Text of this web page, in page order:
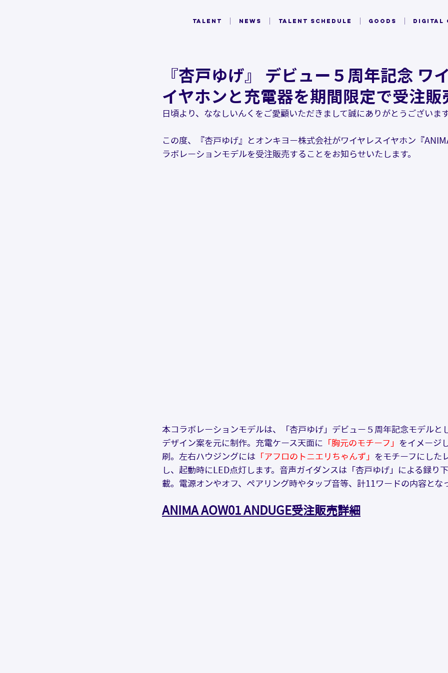
TALENT NEWS TALENT SCHEDULE GOODS DIGITAL
『杏戸ゆげ』 デビュー５周年記念 ワ
イヤホンと充電器を期間限定で受注販
日頃より、ななしいんくをご愛顧いただきまして誠にありがとうございま
この度、『杏戸ゆげ』とオンキヨー株式会社がワイヤレスイヤホン『
ラボレーションモデルを受注販売することを お知らせいたします。
本コラボレーションモデルは、「杏戸ゆげ」デビュー５周年記念モデルと
デザイン案を元に制作。充電ケース天面に
「胸元のモチーフ」
をイメージ
刷。左右ハウジングには 「アフロのトニエリちゃんず」
をモチーフにした
し、起動時にLED点灯します。音声ガイダンスは「杏戸ゆげ」による録り
載。電源オンやオフ、ペアリング時やタップ音等、計11ワードの内容とな
ANIMA AOW01 ANDUGE受注販売詳細